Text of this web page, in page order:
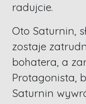
radujcie.
Oto Saturnin,
zostaje
bohatera, a
Protagonista,
Saturnin